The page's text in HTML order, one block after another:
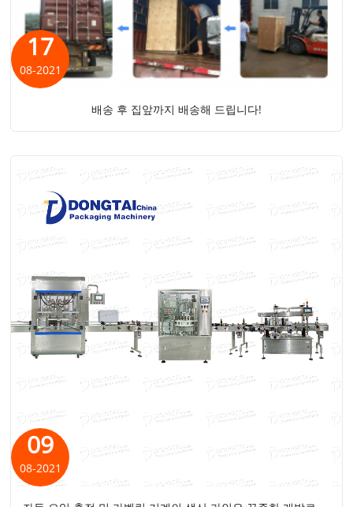
배송 후 집앞까지 배송해 드립니다!
17
08-2021
09
08-2021